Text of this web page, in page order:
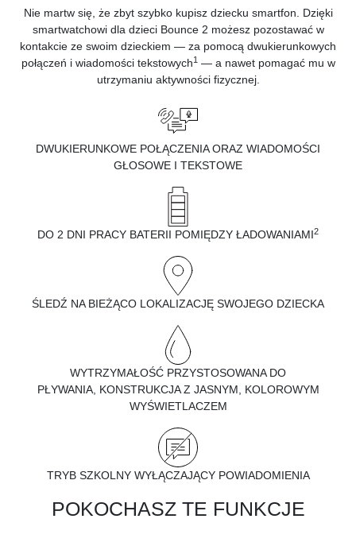
Nie martw się, że zbyt szybko kupisz dziecku smartfon. Dzięki
smartwatchowi dla dzieci Bounce 2 możesz pozostawać w
kontakcie ze swoim dzieckiem — za pomocą dwukierunkowych
połączeń i wiadomości tekstowych1 — a nawet pomagać mu w
utrzymaniu aktywności fizycznej.
DWUKIERUNKOWE POŁĄCZENIA ORAZ WIADOMOŚCI
GŁOSOWE I TEKSTOWE
DO 2 DNI PRACY BATERII POMIĘDZY ŁADOWANIAMI2
ŚLEDŹ NA BIEŻĄCO LOKALIZACJĘ SWOJEGO DZIECKA
WYTRZYMAŁOŚĆ PRZYSTOSOWANA DO
PŁYWANIA, KONSTRUKCJA Z JASNYM, KOLOROWYM
WYŚWIETLACZEM
TRYB SZKOLNY WYŁĄCZAJĄCY POWIADOMIENIA
POKOCHASZ TE FUNKCJE